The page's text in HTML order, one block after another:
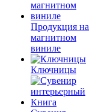
Продукция на
магнитном
виниле
Ключницы